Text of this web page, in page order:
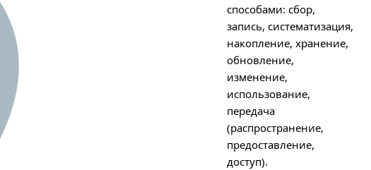
способами: сбор,
запись, систематизация,
накопление, хранение,
обновление,
изменение,
использование,
передача
(распространение,
предоставление,
доступ).